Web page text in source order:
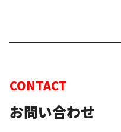
CONTACT
お問い合わせ